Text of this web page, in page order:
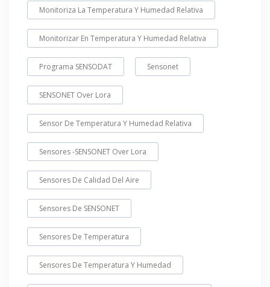
Monitoriza La Temperatura Y Humedad Relativa
Monitorizar En Temperatura Y Humedad Relativa
Programa SENSODAT Sensonet
SENSONET Over Lora
Sensor De Temperatura Y Humedad Relativa
Sensores -SENSONET Over Lora
Sensores De Calidad Del Aire
Sensores De SENSONET
Sensores De Temperatura
Sensores De Temperatura Y Humedad